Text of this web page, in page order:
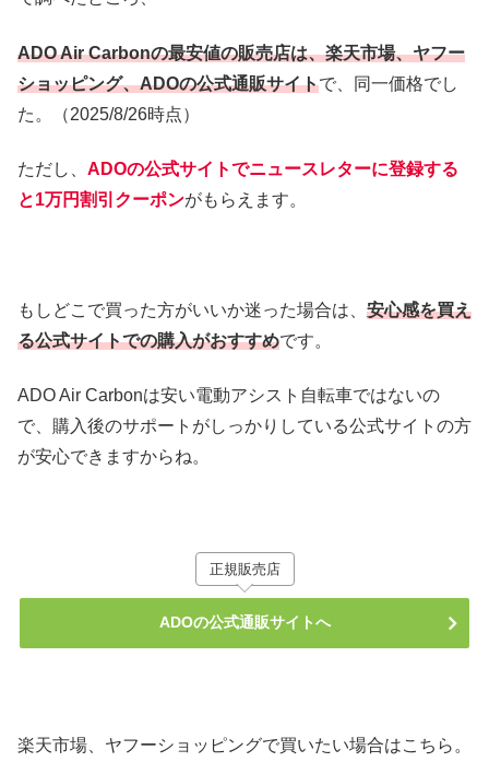
ADO Air Carbonの最安値の販売店は、楽天市場、ヤフー
ショッピング、ADOの公式通販サイトで、同一価格でし
た。（2025/8/26時点）
ただし、 ADOの公式サイトでニュースレターに登録する
と1万円割引クーポンがもらえます。
もしどこで買った方がいいか迷った場合は、 安心感を買え
る公式サイトでの購入がおすすめです。
ADO Air Carbonは安い電動アシスト自転車ではないの
で、購入後のサポートがしっかりしている公式サイトの方
が安心できますからね。
正規販売店
ADOの公式通販サイトへ
楽天市場、ヤフーショッピングで買いたい場合はこちら。